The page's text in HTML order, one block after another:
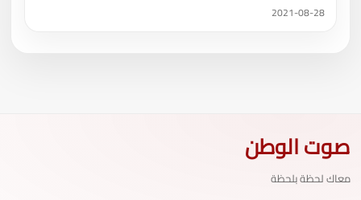
2021-08-28
صوت الوطن
معاك لحظة بلحظة